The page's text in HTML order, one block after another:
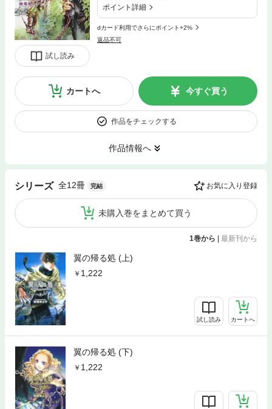
試し読み
ポイント詳細
dカード利用でさらにポイント+2%
返品不可
カートへ 今すぐ買う
作品をチェックする
作品情報へ
シリーズ 全12冊 完結 お気に入り登録
未購入巻をまとめて買う
1巻から | 最新刊から
翼の帰る処 (上)
1,222
試し読み カートへ
翼の帰る処 (下)
1,222